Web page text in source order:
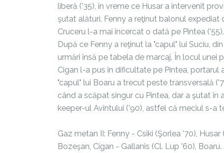
liberă ('35), în vreme ce Husar a intervenit
şutat alături. Fenny a reţinut balonul expediat
Cruceru l-a mai încercat o dată pe Pintea ('55).
După ce Fenny a reţinut la "capul" lui Suciu,
urmări însă pe tabela de marcaj. În locul unei
Cigan l-a pus în dificultate pe Pintea, portarul
"capul" lui Boaru a trecut peste transversală
când a scăpat singur cu Pintea, dar a şutat
keeper-ul Avîntului ('90), astfel că meciul s-a
Gaz metan II: Fenny - Csiki (Şorlea '70),
Bozeşan, Cigan - Gallanis (Cl. Lup '60),